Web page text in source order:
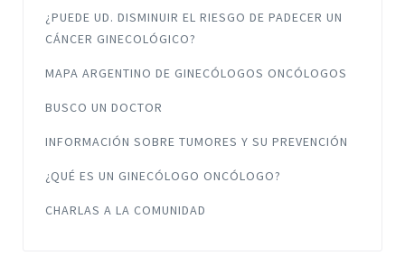
¿PUEDE UD. DISMINUIR EL RIESGO DE PADECER UN
CÁNCER GINECOLÓGICO?
MAPA ARGENTINO DE GINECÓLOGOS ONCÓLOGOS
BUSCO UN DOCTOR
INFORMACIÓN SOBRE TUMORES Y SU PREVENCIÓN
¿QUÉ ES UN GINECÓLOGO ONCÓLOGO?
CHARLAS A LA COMUNIDAD